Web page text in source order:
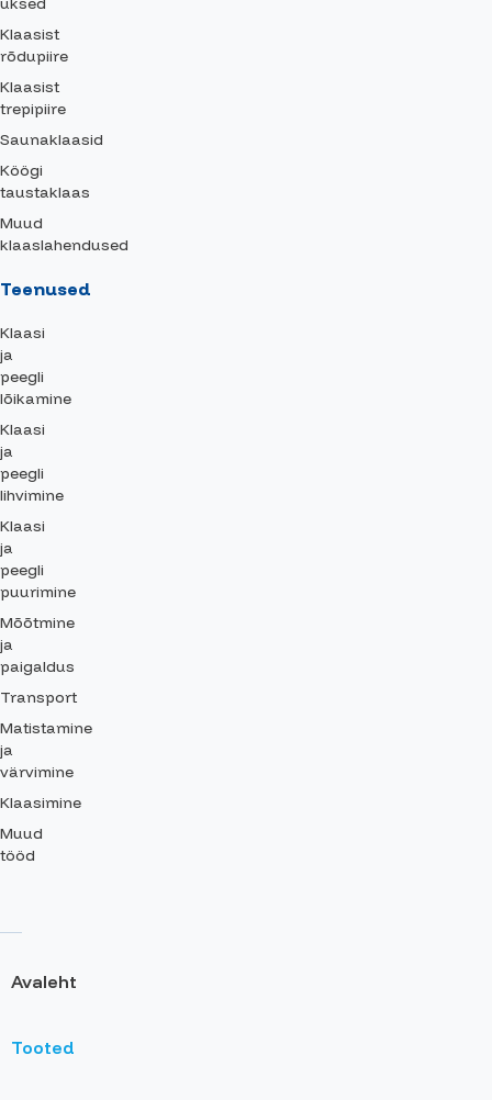
Klaasist
rõdupiire
Klaasist
trepipiire
Saunaklaasid
Köögi
taustaklaas
Muud
klaaslahendused
Teenused
Klaasi
ja
peegli
lõikamine
Klaasi
ja
peegli
lihvimine
Klaasi
ja
peegli
puurimine
Mõõtmine
ja
paigaldus
Transport
Matistamine
ja
värvimine
Klaasimine
Muud
tööd
Avaleht
Tooted